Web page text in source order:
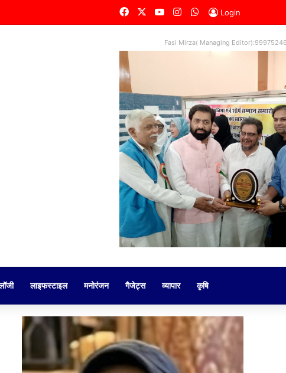
Facebook YouTubeInstagram
WhatsApp
Login
Fasi Mirza( Managing
लाइफस्टाइल मनोरंजन गैजेट्स व्यापार कृषि